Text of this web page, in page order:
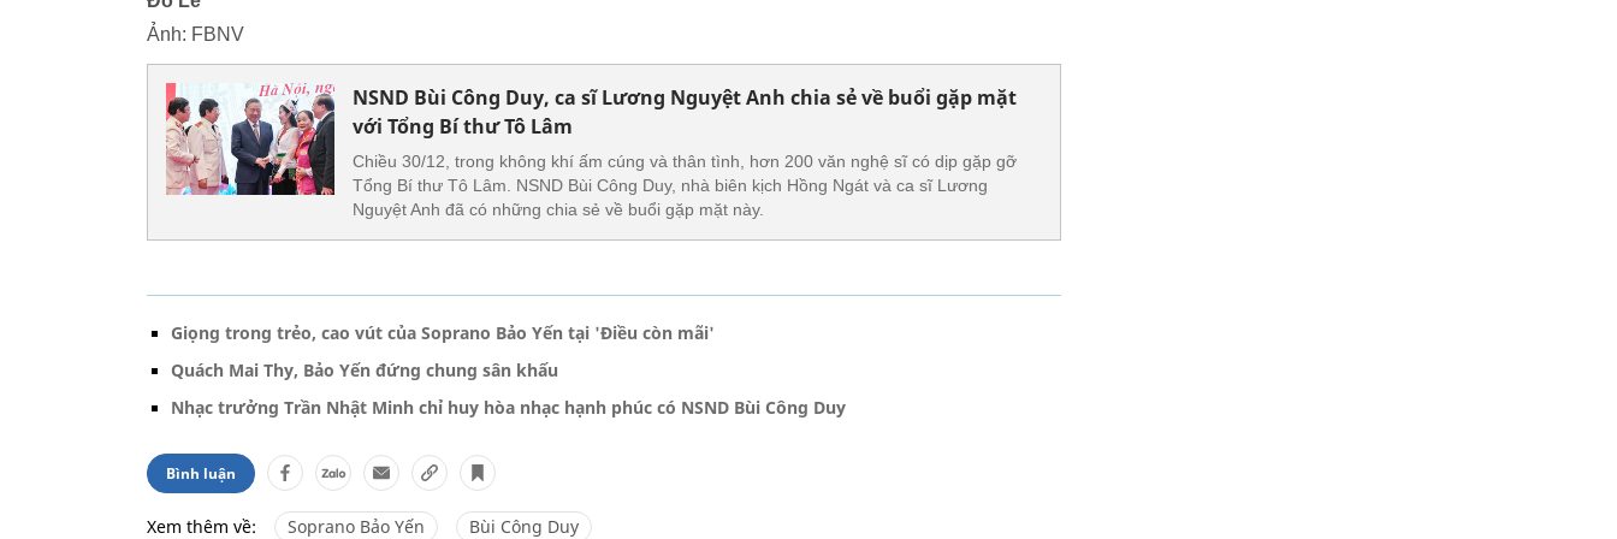
Ảnh: FBNV
NSND Bùi Công Duy, ca sĩ Lương Nguyệt Anh chia sẻ về buổi gặp mặt
với Tổng Bí thư Tô Lâm
Chiều 30/12, trong không khí ấm cúng và thân tình, hơn 200 văn nghệ sĩ có dịp gặp gỡ
Tổng Bí thư Tô Lâm. NSND Bùi Công Duy, nhà biên kịch Hồng Ngát và ca sĩ Lương
Nguyệt Anh đã có những chia sẻ về buổi gặp mặt này.
Giọng trong trẻo, cao vút của Soprano Bảo Yến tại 'Điều còn mãi'
Quách Mai Thy, Bảo Yến đứng chung sân khấu
Nhạc trưởng Trần Nhật Minh chỉ huy hòa nhạc hạnh phúc có NSND Bùi Công Duy
Bình luận
Xem thêm về: Soprano Bảo Yến Bùi Công Duy